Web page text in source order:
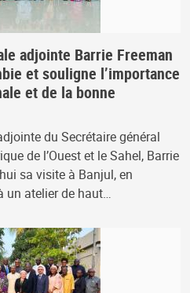
adjointe Barrie Freeman
et souligne l’importance
et de la bonne
du Secrétaire général
de l’Ouest et le Sahel, Barrie
sa visite à Banjul, en
un atelier de haut…